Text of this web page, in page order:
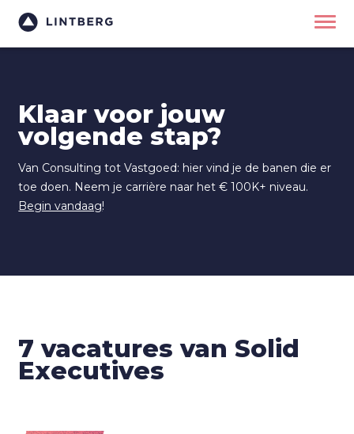
Klaar voor jouw
volgende stap?
Van Consulting tot Vastgoed: hier vind je de banen die er
toe doen. Neem je carrière naar het € 100K+ niveau.
Begin vandaag!
7 vacatures van Solid
Executives